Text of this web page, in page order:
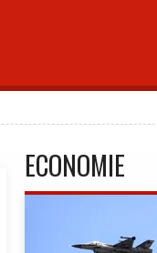
ECONOMIE